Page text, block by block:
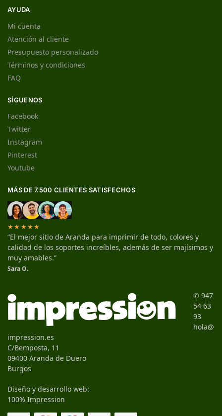
AYUDA
Mi cuenta
Atención al cliente
Presupuesto personalizado
Términos y condiciones
FAQ
SÍGUENOS
Facebook
Twitter
Instagram
Pinterest
Youtube
MÁS DE 7.500 CLIENTES SATISFECHOS
★★★★★
“El mejor sitio de Aranda para imprimir de todo, colores y
calidad de los soportes increíbles, además de ser majísimos y
muy amables.”
Sara O.
✆ 947
54 63
93
hola@
impression.es
C/Bemposta, 11
09400 Aranda de Duero
Burgos
Diseño y desarrollo web:
100% Impression